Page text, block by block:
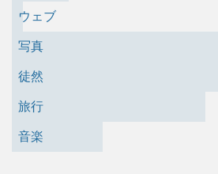
ウェブ
写真
徒然
旅行
音楽